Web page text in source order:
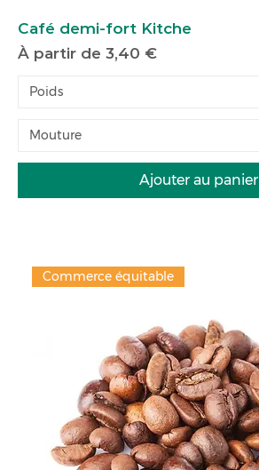
Café demi-fort Kitche
À partir de 3,40 €
Prix promotionnel
Ajouter au panier
Commerce équitable